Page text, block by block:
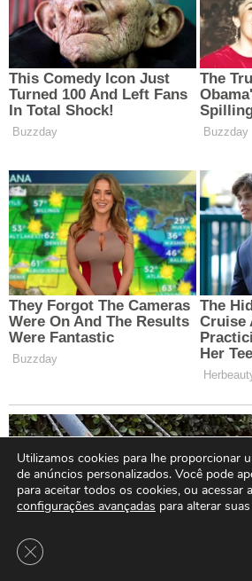
Utilizamos cookies para lhe proporcionar
de anúncios personalizados. Você pode
para aceitar todos os cookies, ou acessar
configurações avançadas para alterar
Close GDPR Cookie Banner